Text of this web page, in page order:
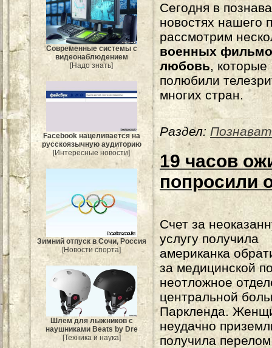
Современные системы с
видеонаблюдением
[Надо знать]
Facebook нацеливается на
русскоязычную аудиторию
[Интересные новости]
Зимний отпуск в Сочи, Россия
[Новости спорта]
Шлем для лыжников с
наушниками Beats by Dre
[Техника и наука]
Сегодня в
новостях нашего
рассмотрим
военных
любовь, которые
полюбили
многих стран.
Раздел:
19 часов
попросили
Счет за
услугу получила
американка
за медицинской
неотложное
центральной
Паркленда.
неудачно
получила